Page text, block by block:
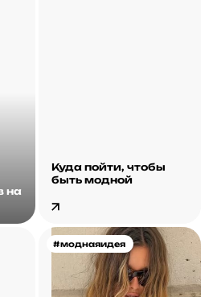
на
Куда пойти, чтобы
быть модной
#моднаяидея